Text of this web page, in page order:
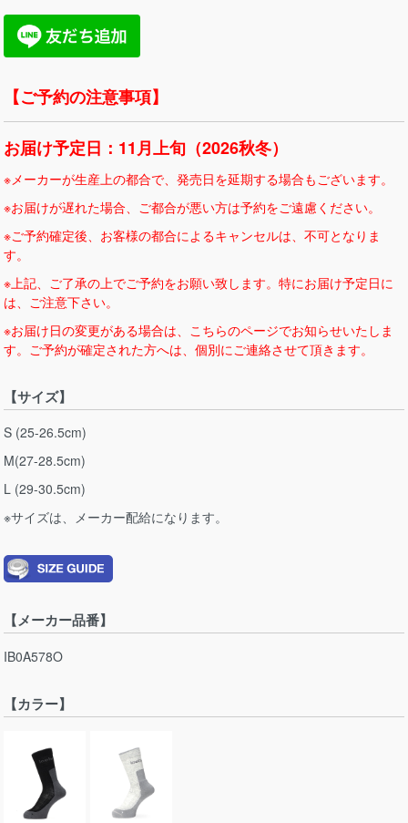
【ご予約の注意事項】
お届け予定日：11月上旬（2026秋冬）
※メーカーが生産上の都合で、発売日を延期する場合もございます。
※お届けが遅れた場合、ご都合が悪い方は予約をご遠慮ください。
※ご予約確定後、お客様の都合によるキャンセルは、不可となりま
す。
※上記、ご了承の上でご予約をお願い致します。特にお届け予定日に
は、ご注意下さい。
※お届け日の変更がある場合は、こちらのページでお知らせいたしま
す。ご予約が確定された方へは、個別にご連絡させて頂きます。
【サイズ】
S (25-26.5cm)
M(27-28.5cm)
L (29-30.5cm)
※サイズは、メーカー配給になります。
【メーカー品番】
IB0A578O
【カラー】